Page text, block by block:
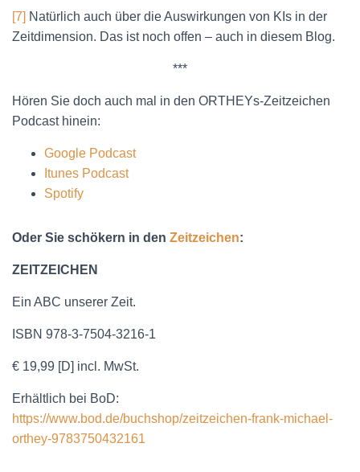
[7] Natürlich auch über die Auswirkungen von KIs in der
Zeitdimension. Das ist noch offen – auch in diesem Blog.
***
Hören Sie doch auch mal in den ORTHEYs-Zeitzeichen
Podcast hinein:
Google Podcast
Itunes Podcast
Spotify
Oder Sie schökern in den Zeitzeichen:
ZEITZEICHEN
Ein ABC unserer Zeit.
ISBN 978-3-7504-3216-1
€ 19,99 [D] incl. MwSt.
Erhältlich bei BoD:
https://www.bod.de/buchshop/zeitzeichen-frank-michael-
orthey-9783750432161